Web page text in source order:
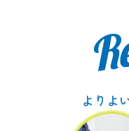
よりよ